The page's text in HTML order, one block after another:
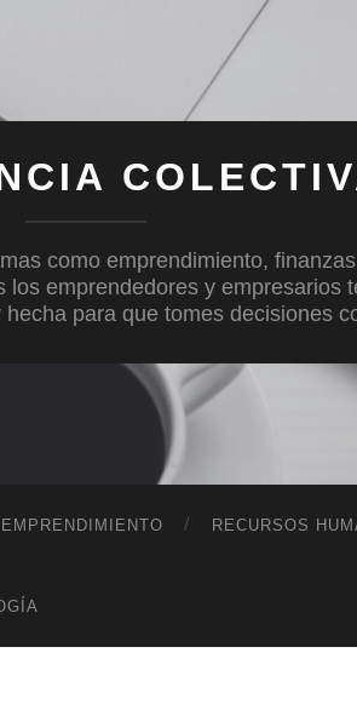
como emprendimiento,
emprendedores y empresarios
para que tomes decisiones
EMPRENDIMIENTO RECURSOS